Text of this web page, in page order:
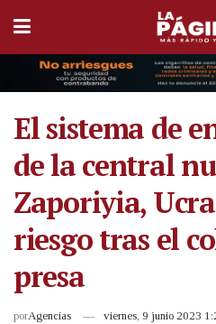
El sistema de
de la central
Zaporiyia,
riesgo tras el
presa
porAgencias viernes, 9 junio 2023